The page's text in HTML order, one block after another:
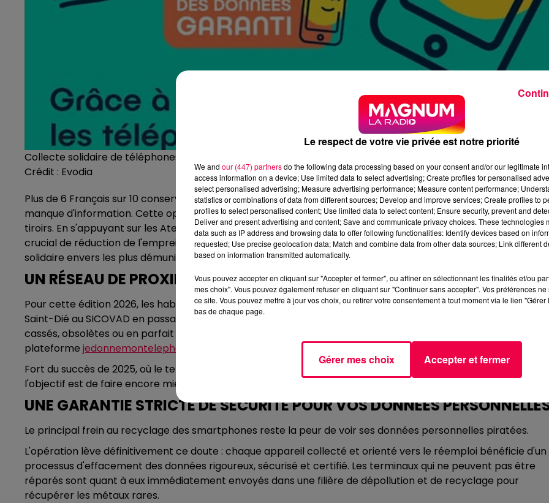
Collecte solidaire de téléphones
Crédit : Evodia
Plus de 6 Français sur 10 conservent un appareil inutilisé chez eux par crainte pour leurs données ou par
manque d'information. Cette opération propose une solution de proximité, sécurisée et gratuite pour vider
tiroirs. En s'appuyant sur les Ateliers du Bocage (Emmaüs), cette initiative locale allie un enjeu écologique
crucial de réduction de l'empreinte carbone à une démarche sociale forte, créatrice d’emplois d’insertion et
solidaire envers les plus démunis.
UN RÉSEAU DE PROXIMITÉ AVEC 26 POINTS DE COLLECTE
Pour cette édition 2026, les habitants disposent de 26 points de dépôt répartis sur l’ensemble du territoire,
Saint-Dié au SICOVAD en passant par Lunéville à Baccarat. Tous les modèles sont acceptés, qu’ils soient
cassés, obsolètes ou en parfait état de marche. Pour les citoyens ne pouvant pas se déplacer, la
plateforme jedonnemontelephone.fr
permet un envoi postal totalement gratuit.
Fort du succès de 2025, où le territoire s'était hissé au deuxième rang national avec 1 190 appareils récoltés,
l'objectif est de faire encore mieux cette année.
UNE GARANTIE STRICTE DE SÉCURITÉ POUR VOS DONNÉES
Le principal frein au recyclage des smartphones reste la peur de voir ses données personnelles piratées.
L'opération lève définitivement ce doute : chaque appareil collecté et orienté vers le réemploi bénéficie d'un
processus d'effacement des données rigoureux, sécurisé et certifié. Les terminaux qui ne peuvent pas être
réparés sont quant à eux immédiatement envoyés dans une filière de dépollution et de recyclage pour
récupérer les métaux rares.
Le respect de votre vie privée est notre priorité
We and our (447) partnersdo the following data processing based on your consent and/or our legitimate
access information on a device; Use limited data to select advertising; Create profiles for personalised
select personalised advertising; Measure advertising performance; Measure content performance;
statistics or combinations of data from different sources; Develop and improve services; Create profiles to
profiles to select personalised content; Use limited data to select content; Ensure security, prevent and
Deliver and present advertising and content; Save and communicate privacy choices. These technologies
data such as IP address and browsing data to offer following functionalities: Identify devices based on
requested; Use precise geolocation data; Match and combine data from other data sources; Link different
based on information transmitted automatically.
Vous pouvez accepter en cliquant sur "Accepter et fermer", ou affiner en sélectionnant les finalités et/ou
mes choix". Vous pouvez également refuser en cliquant sur "Continuer sans accepter". Vos préférences
ce site. Vous pouvez mettre à jour vos choix, ou retirer votre consentement à tout moment via le lien
bas de chaque page.
Gérer mes choix Accepter et fermer